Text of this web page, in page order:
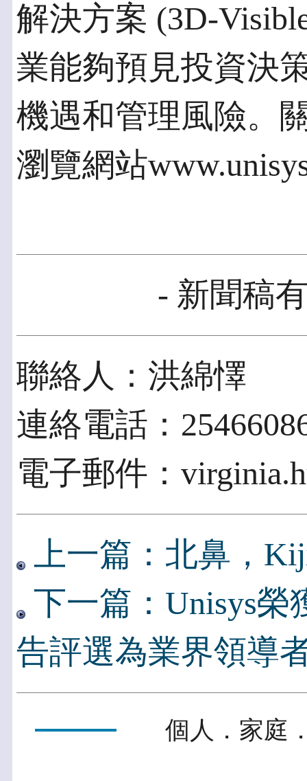
解決方案 (3D-
業能夠預見投資決
機遇和管理風險。
瀏覽網站
- 新聞稿
聯絡人：洪綿懌
連絡電話：
電子郵件：
上一篇：北鼻，
下一篇：Unisys
告評選為業界領導
個人．家庭